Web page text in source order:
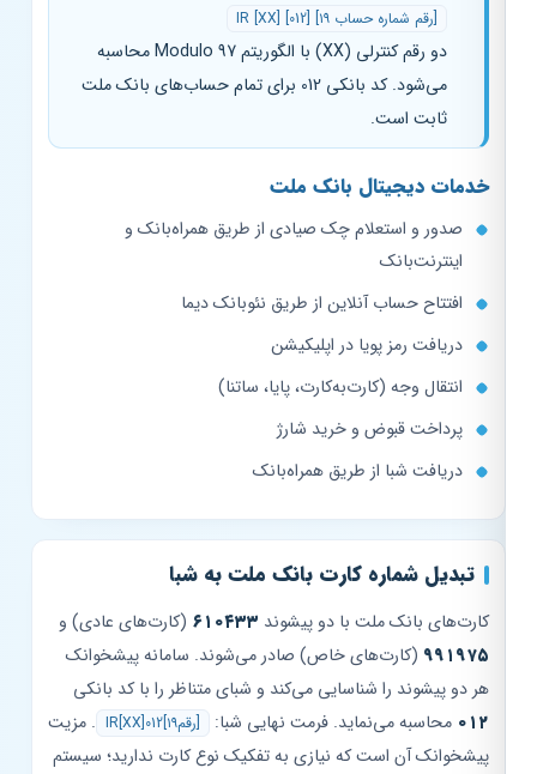
دو رقم کنترلی (XX) با الگوریتم Modulo 97 محاسبه
می‌شود. کد بانکی 012 برای تمام حساب‌های بانک ملت
ثابت است.
خدمات دیجیتال بانک ملت
صدور و استعلام چک صیادی از طریق همراه‌بانک و
اینترنت‌بانک
افتتاح حساب آنلاین از طریق نئوبانک دیما
دریافت رمز پویا در اپلیکیشن
انتقال وجه (کارت‌به‌کارت، پایا، ساتنا)
پرداخت قبوض و خرید شارژ
دریافت شبا از طریق همراه‌بانک
تبدیل شماره کارت بانک ملت به شبا
کارت‌های بانک ملت با دو پیشوند۶۱۰۴۳۳(کارت‌های عادی) و
۹۹۱۹۷۵(کارت‌های خاص) صادر می‌شوند. سامانه پیشخوانک
هر دو پیشوند را شناسایی می‌کند و شبای متناظر را با کد بانکی
محاسبه می‌نماید. فرمت نهایی شبا: IR[XX]012[۱۹رقم]
. مزیت
پیشخوانک آن است که نیازی به تفکیک نوع کارت ندارید؛ سیستم